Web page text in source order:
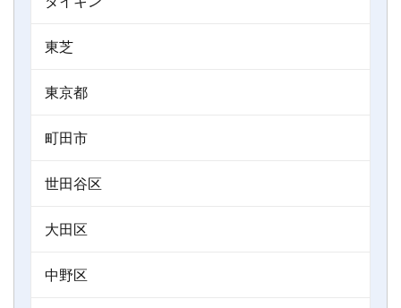
東芝
東京都
町田市
世田谷区
大田区
中野区